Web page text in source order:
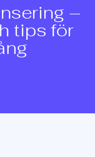
–
tips för